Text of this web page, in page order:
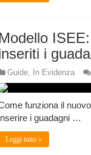
Modello
i
Guide, In Evidenza
funziona il
i guadagni …
Leggi tutto »